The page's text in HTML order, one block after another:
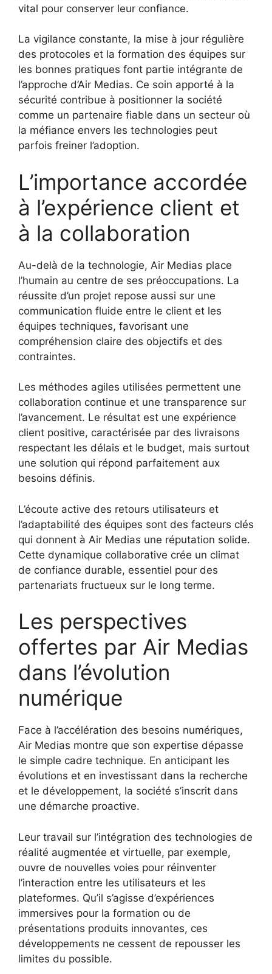
vital pour conserver leur confiance.
La vigilance constante, la mise à jour régulière
des protocoles et la formation des équipes sur
les bonnes pratiques font partie intégrante de
l’approche d’Air Medias. Ce soin apporté à la
sécurité contribue à positionner la société
comme un partenaire fiable dans un secteur où
la méfiance envers les technologies peut
parfois freiner l’adoption.
L’importance accordée
à l’expérience client et
à la collaboration
Au-delà de la technologie, Air Medias place
l’humain au centre de ses préoccupations. La
réussite d’un projet repose aussi sur une
communication fluide entre le client et les
équipes techniques, favorisant une
compréhension claire des objectifs et des
contraintes.
Les méthodes agiles utilisées permettent une
collaboration continue et une transparence sur
l’avancement. Le résultat est une expérience
client positive, caractérisée par des livraisons
respectant les délais et le budget, mais surtout
une solution qui répond parfaitement aux
besoins définis.
L’écoute active des retours utilisateurs et
l’adaptabilité des équipes sont des facteurs clés
qui donnent à Air Medias une réputation solide.
Cette dynamique collaborative crée un climat
de confiance durable, essentiel pour des
partenariats fructueux sur le long terme.
Les perspectives
offertes par Air Medias
dans l’évolution
numérique
Face à l’accélération des besoins numériques,
Air Medias montre que son expertise dépasse
le simple cadre technique. En anticipant les
évolutions et en investissant dans la recherche
et le développement, la société s’inscrit dans
une démarche proactive.
Leur travail sur l’intégration des technologies de
réalité augmentée et virtuelle, par exemple,
ouvre de nouvelles voies pour réinventer
l’interaction entre les utilisateurs et les
plateformes. Qu’il s’agisse d’expériences
immersives pour la formation ou de
présentations produits innovantes, ces
développements ne cessent de repousser les
limites du possible.